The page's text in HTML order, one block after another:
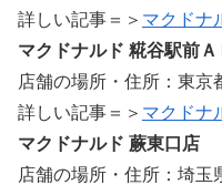
詳しい記事＝＞ マクドナ
マクドナルド 糀谷駅前
店舗の場所・住所：東京
詳しい記事＝＞ マクドナ
マクドナルド 蕨東口店
店舗の場所・住所：埼玉